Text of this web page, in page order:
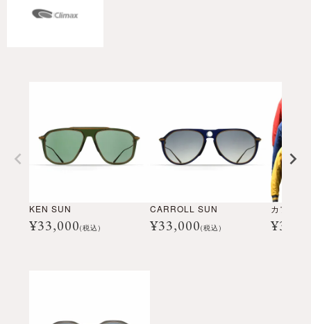
KEN SUN
¥33,000(税込)
CARROLL SUN
¥33,000(税込)
カプチー
¥